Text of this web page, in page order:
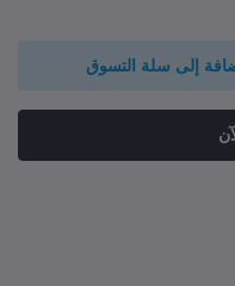
إلى سلة التسوق